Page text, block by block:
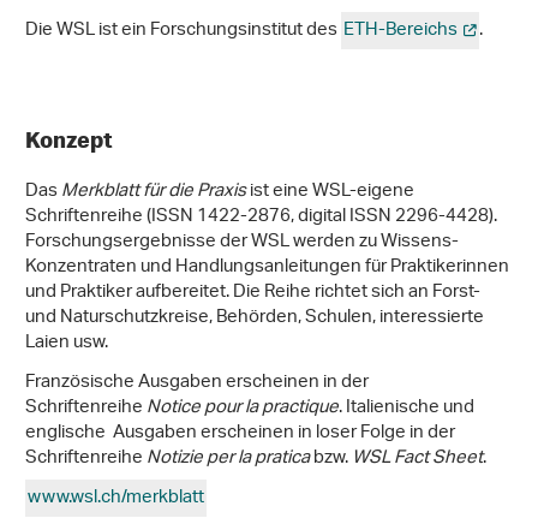
Die WSL ist ein Forschungsinstitut desETH-Bereichs .
Konzept
DasMerkblatt für die Praxisist eine WSL-eigene
Schriftenreihe (ISSN 1422-2876, digital ISSN 2296-4428).
Forschungsergebnisse der WSL werden zu Wissens-
Konzentraten und Handlungsanleitungen für Praktikerinnen
und Praktiker aufbereitet. Die Reihe richtet sich an Forst-
und Naturschutzkreise, Behörden, Schulen, interessierte
Laien usw.
Französische Ausgaben erscheinen in der
SchriftenreiheNotice pour la practique. Italienische und
englische Ausgaben erscheinen in loser Folge in der
SchriftenreiheNotizie per la praticabzw.WSL Fact Sheet.
www.wsl.ch/merkblatt